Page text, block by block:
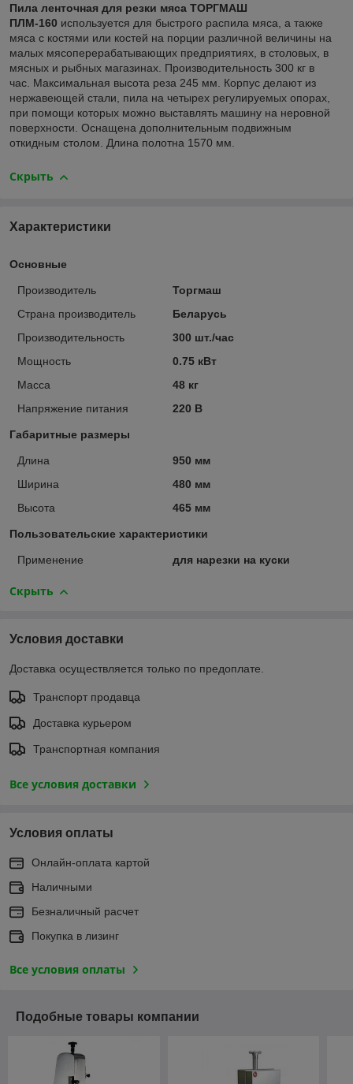
Пила ленточная для резки мяса ТОРГМАШ
ПЛМ-160 используется для быстрого распила мяса, а также
мяса с костями или костей на порции различной величины на
малых мясоперерабатывающих предприятиях, в столовых, в
мясных и рыбных магазинах. Производительность 300 кг в
час. Максимальная высота реза 245 мм. Корпус делают из
нержавеющей стали, пила на четырех регулируемых опорах,
при помощи которых можно выставлять машину на неровной
поверхности. Оснащена дополнительным подвижным
откидным столом. Длина полотна 1570 мм.
Скрыть
Характеристики
Основные
Производитель
Торгмаш
Страна производитель
Беларусь
Производительность
300 шт./час
Мощность
0.75 кВт
Масса
48 кг
Напряжение питания
220 В
Габаритные размеры
Длина
950 мм
Ширина
480 мм
Высота
465 мм
Пользовательские характеристики
Применение для нарезки на куски
Скрыть
Условия доставки
Доставка осуществляется только по предоплате.
Транспорт продавца
Доставка курьером
Транспортная компания
Все условия доставки
Условия оплаты
Онлайн-оплата картой
Наличными
Безналичный расчет
Покупка в лизинг
Все условия оплаты
Подобные товары компании